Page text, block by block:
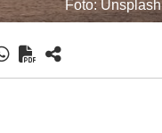
Foto: Unsplash